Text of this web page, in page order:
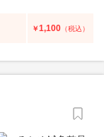
￥1,100 （税込）